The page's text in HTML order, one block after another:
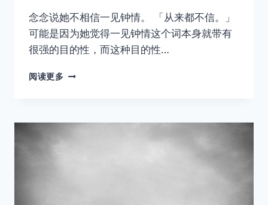
念念说她不相信一见钟情。 「从来都不信。」
可能是因为她觉得一见钟情这个词本身就带有
很强的目的性，而这种目的性…
阅读更多